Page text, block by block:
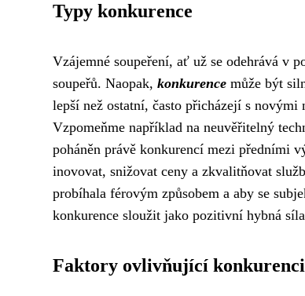
Typy konkurence
Vzájemné soupeření, ať už se odehrává v
soupeřů. Naopak, konkurence může být
lepší než ostatní, často přicházejí s
Vzpomeňme například na neuvěřitelný
poháněn právě konkurencí mezi předními
inovovat, snižovat ceny a zkvalitňovat
probíhala férovým způsobem a aby se
konkurence sloužit jako pozitivní hybná
Faktory ovlivňující konkurenci